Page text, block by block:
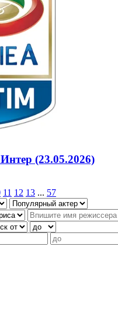
(23.05.2026)
11 12 13 ... 57